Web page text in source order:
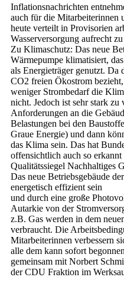
Inflationsnachrichten
auch für die Mitarbeiterinnen
heute verteilt in Provisorien
Wasserversorgung aufrecht
Zu Klimaschutz: Das neue
Wärmepumpe klimatisiert,
als Energieträger genutzt. Da
CO2 freien Ökostrom
weniger Strombedarf die
nicht. Jedoch ist sehr stark zu
Anforderungen an die
Belastungen bei den
Graue Energie) und dann
das Klima sein. Das hat
offensichtlich auch so
Qualitätssiegel Nachhaltiges
Das neue Betriebsgebäude
energetisch effizient sein
und durch eine große
Autarkie von der
z.B. Gas werden in dem
verbraucht. Die
Mitarbeiterinnen verbessern
alle dem kann sofort
gemeinsam mit Norbert
der CDU Fraktion im